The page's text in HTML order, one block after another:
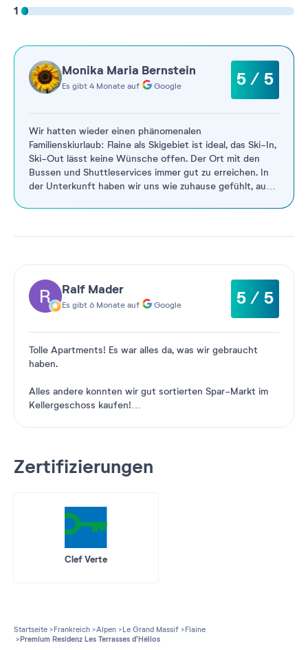
1
Monika Maria Bernstein
Es gibt 4 Monate auf Google 5 / 5
Wir hatten wieder einen phänomenalen
Familienskiurlaub: Flaine als Skigebiet ist ideal, das Ski-In,
Ski-Out lässt keine Wünsche offen. Der Ort mit den
Bussen und Shuttleservices immer gut zu erreichen. In
der Unterkunft haben wir uns wie zuhause gefühlt, auch
Ralf Mader
Es gibt 6 Monate auf Google 5 / 5
Tolle Apartments! Es war alles da, was wir gebraucht
haben.
Alles andere konnten wir gut sortierten Spar-Markt im
Kellergeschoss kaufen!
Den Saunabereich hätte ich mir extra gewünscht!
Zertifizierungen
Clef Verte
Startseite Frankreich Alpen Le Grand Massif
Flaine
Premium Residenz Les Terrasses d'Hélios